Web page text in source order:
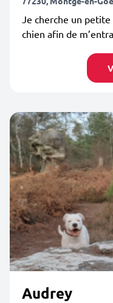
Je cherche un petite
chien afin de
Audrey